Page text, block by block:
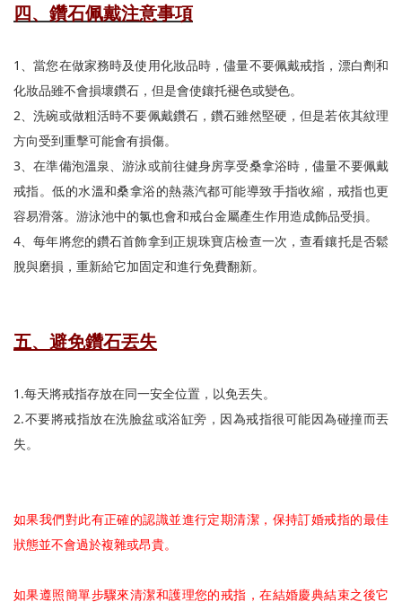
四、鑽石佩戴注意事項
1、當您在做家務時及使用化妝品時，儘量不要佩戴戒指，漂白劑和
化妝品雖不會損壞鑽石，但是會使鑲托褪色或變色。
2、洗碗或做粗活時不要佩戴鑽石，鑽石雖然堅硬，但是若依其紋理
方向受到重擊可能會有損傷。
3、在準備泡溫泉、游泳或前往健身房享受桑拿浴時，儘量不要佩戴
戒指。低的水溫和桑拿浴的熱蒸汽都可能導致手指收縮，戒指也更
容易滑落。游泳池中的氯也會和戒台金屬產生作用造成飾品受損。
4、每年將您的鑽石首飾拿到正規珠寶店檢查一次，查看鑲托是否鬆
脫與磨損，重新給它加固定和進行免費翻新。
五、避免鑽石丟失
1.每天將戒指存放在同一安全位置，以免丟失。
2.不要將戒指放在洗臉盆或浴缸旁，因為戒指很可能因為碰撞而丟
失。
如果我們對此有正確的認識並進行定期清潔，保持訂婚戒指的最佳
狀態並不會過於複雜或昂貴。
如果遵照簡單步驟來清潔和護理您的戒指，在結婚慶典結束之後它